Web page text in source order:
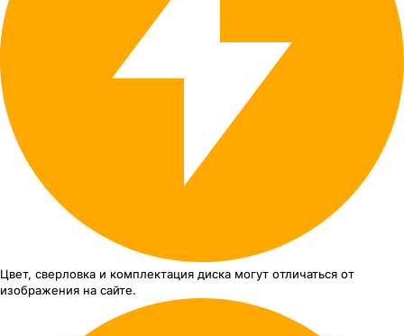
Цвет, сверловка и комплектация диска могут отличаться от
изображения на сайте.